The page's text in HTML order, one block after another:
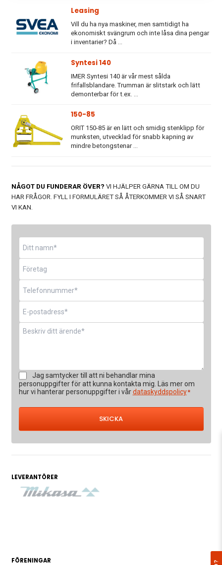
Leasing
Vill du ha nya maskiner, men samtidigt ha
ekonomiskt svängrum och inte låsa dina pengar
i inventarier? Då ...
Syntesi 140
IMER Syntesi 140 är vår mest sålda
frifallsblandare. Trumman är slitstark och lätt
demonterbar för t.ex. ...
150-85
ORIT 150-85 är en lätt och smidig stenklipp för
munksten, utvecklad för snabb kapning av
mindre betongstenar ...
NÅGOT DU FUNDERAR ÖVER? VI HJÄLPER GÄRNA TILL OM DU
HAR FRÅGOR. FYLL I FORMULÄRET SÅ ÅTERKOMMER VI SÅ SNART
VI KAN.
Namn
Företag
Telefon
E-
post
*
Meddelande
Samtycke
*
Jag samtycker till att ni behandlar mina
personuppgifter för att kunna kontakta mig. Läs mer om
hur vi hanterar personuppgifter i vårdataskyddspolicy*
LEVERANTÖRER
FÖRENINGAR